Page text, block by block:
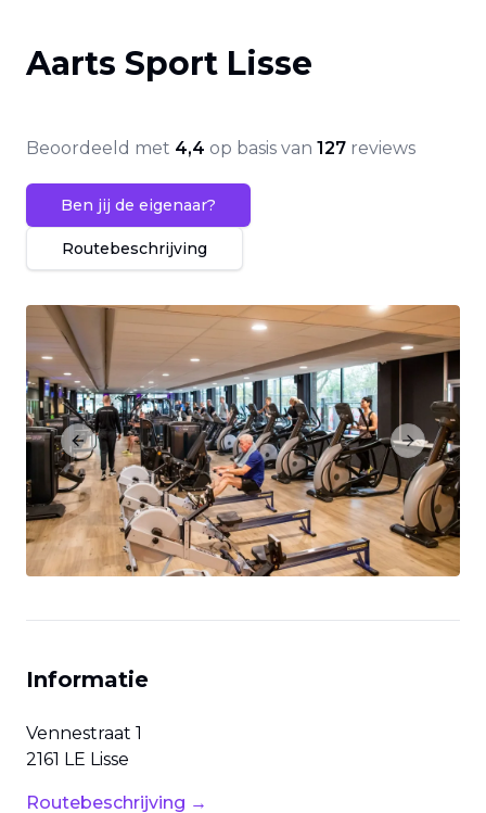
Aarts Sport Lisse
Beoordeeld met 4,4 op basis van 127 reviews
Ben jij de eigenaar?
Routebeschrijving
Previous slide Next slide
Informatie
Vennestraat 1
2161 LE Lisse
Routebeschrijving →